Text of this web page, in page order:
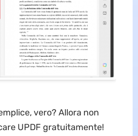
vero? Allora non
UPDF gratuitamente!